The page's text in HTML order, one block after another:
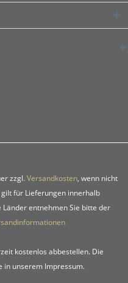
zzgl.Versandkosten, wenn nicht
für Lieferungen innerhalb
entnehmen Sie bitte der
kostenlos abbestellen. Die
in unserem Impressum.